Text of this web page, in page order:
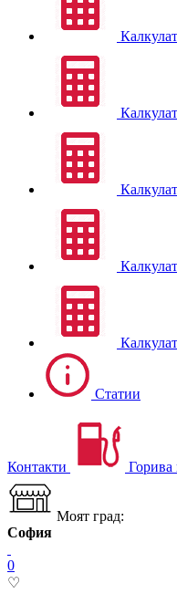
Статии
Контакти Горива
Моят град:
София
0
♡